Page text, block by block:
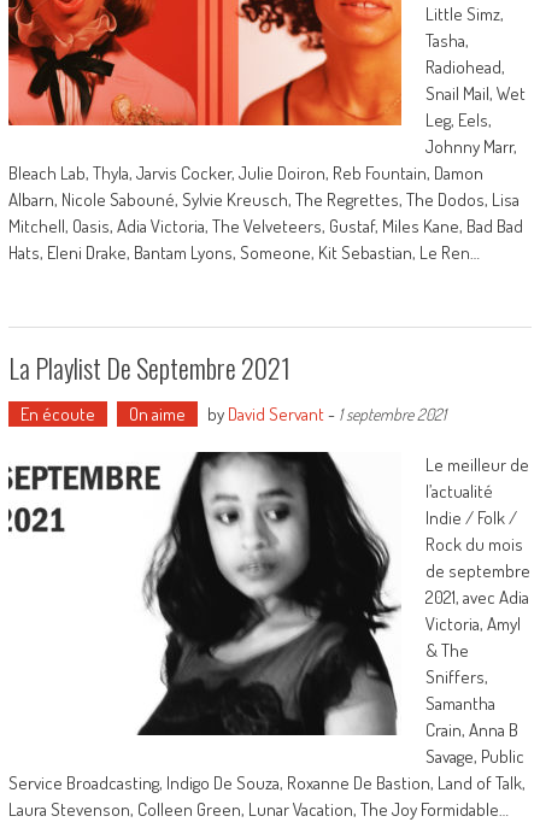
Little Simz,
Tasha,
Radiohead,
Snail Mail, Wet
Leg, Eels,
Johnny Marr,
Bleach Lab, Thyla, Jarvis Cocker, Julie Doiron, Reb Fountain, Damon
Albarn, Nicole Sabouné, Sylvie Kreusch, The Regrettes, The Dodos, Lisa
Mitchell, Oasis, Adia Victoria, The Velveteers, Gustaf, Miles Kane, Bad Bad
Hats, Eleni Drake, Bantam Lyons, Someone, Kit Sebastian, Le Ren…
La Playlist De Septembre 2021
En écoute On aime by David Servant- 1 septembre 2021
Le meilleur de
l’actualité
Indie / Folk /
Rock du mois
de septembre
2021, avec Adia
Victoria, Amyl
& The
Sniffers,
Samantha
Crain, Anna B
Savage, Public
Service Broadcasting, Indigo De Souza, Roxanne De Bastion, Land of Talk,
Laura Stevenson, Colleen Green, Lunar Vacation, The Joy Formidable…